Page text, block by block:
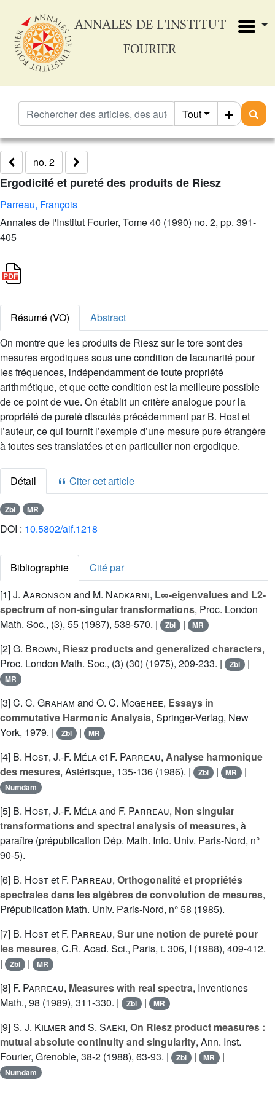
ANNALES DE L'INSTITUT
FOURIER
Tout
no. 2
Ergodicité et pureté des produits de Riesz
Parreau, François
Annales de l'Institut Fourier, Tome 40 (1990) no. 2, pp. 391-
405
Résumé (VO)
Abstract
On montre que les produits de Riesz sur le tore sont des
mesures ergodiques sous une condition de lacunarité pour
les fréquences, indépendamment de toute propriété
arithmétique, et que cette condition est la meilleure possible
de ce point de vue. On établit un critère analogue pour la
propriété de pureté discutés précédemment par B. Host et
l’auteur, ce qui fournit l’exemple d’une mesure pure étrangère
à toutes ses translatées et en particulier non ergodique.
Détail Citer cet article
Zbl MR
DOI : 10.5802/aif.1218
Bibliographie
Cité par
[1]J. Aaronson and M. Nadkarni, L∞-eigenvalues and L2-
spectrum of non-singular transformations, Proc. London
Math. Soc., (3), 55 (1987), 538-570. |
Zbl | MR
[2]G. Brown, Riesz products and generalized characters,
Proc. London Math. Soc., (3) (30) (1975), 209-233. |
Zbl |
MR
[3]C. C. Graham and O. C. Mcgehee, Essays in
commutative Harmonic Analysis, Springer-Verlag, New
York, 1979. |
Zbl | MR
[4] B. Host, J.-F. Mélaet F. Parreau, Analyse harmonique
des mesures, Astérisque, 135-136 (1986). | Zbl | MR |
Numdam
[5] B. Host, J.-F. Mélaand F. Parreau, Non singular
transformations and spectral analysis of measures, à
paraître (prépublication Dép. Math. Info. Univ. Paris-Nord, n°
90-5).
[6] B. Hostet F. Parreau, Orthogonalité et propriétés
spectrales dans les algèbres de convolution de mesures,
Prépublication Math. Univ. Paris-Nord, n° 58 (1985).
[7] B. Hostet F. Parreau, Sur une notion de pureté pour
les mesures, C.R. Acad. Sci., Paris, t. 306, I (1988), 409-412.
|
Zbl | MR
[8] F. Parreau, Measures with real spectra, Inventiones
Math., 98 (1989), 311-330. |
Zbl | MR
[9]S. J. Kilmer and S. Saeki, On Riesz product measures :
mutual absolute continuity and singularity, Ann. Inst.
Fourier, Grenoble, 38-2 (1988), 63-93. |
Zbl | MR |
Numdam